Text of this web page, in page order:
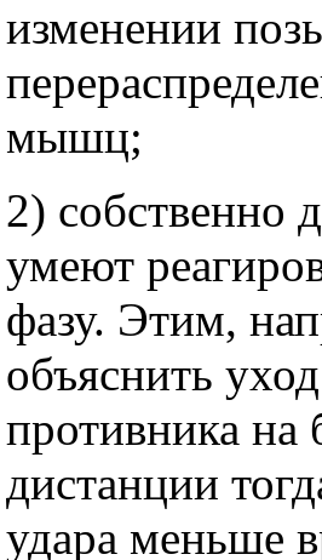
изменении
мышц;
2) собственно
умеют
фазу. Этим,
объяснить
противника на
дистанции
удара меньше